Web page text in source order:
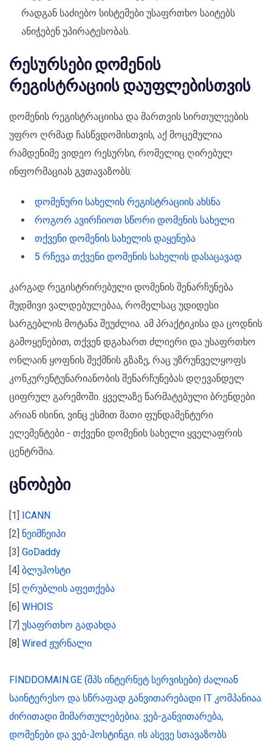
რადგან საძიებო სისტემები უსაფრთხო საიტებს
ანიჭებენ უპირატესობას.
რესურსები დომენის
რეგისტრაციის დაუფლებისთვის
დომენის რეგისტრაციისა და მართვის სირთულეების
უფრო ღრმად ჩასწვდომისთვის, აქ მოცემულია
რამდენიმე ვიდეო რესურსი, რომელიც ღირებულ
ინფორმაციას გვთავაზობს:
დომენური სახელის რეგისტრაციის ახსნა
როგორ ავირჩიოთ სწორი დომენის სახელი
თქვენი დომენის სახელის დაყენება
5 რჩევა თქვენი დომენის სახელის დასაცავად
კარგად რეგისტრირებული დომენის შენარჩუნება
მუდმივი ვალდებულებაა, რომელსაც უდიდესი
სარგებლის მოტანა შეუძლია. ამ პრაქტიკისა და ცოდნის
გამოყენებით, თქვენ დგახართ ძლიერი და უსაფრთხო
ონლაინ ყოფნის შექმნის გზაზე, რაც უზრუნველყოფს
კონკურენტუნარიანობის შენარჩუნებას დღევანდელ
ციფრულ გარემოში. ყველაზე წარმატებული ბრენდები
არიან ისინი, ვინც ესმით მათი ფუნდამენტური
ელემენტები - თქვენი დომენის სახელი ყველაფრის
ცენტრშია.
ცნობები
[1] ICANN
[2] ნეიმჩეიპი
[3] GoDaddy
[4] ბლუჰოსტი
[5] ღრუბლის აფეთქება
[6] WHOIS
[7] უსაფრთხო გადახდა
[8] Wired ჟურნალი
FINDDOMAIN.GE (შპს ინტერნეტ სერვისები) ძალიან
საინტერესო და სწრაფად განვითარებადი IT კომპანიაა.
ძირითადი მიმართულებებია: ვებ-განვითარება,
დომენები და ვებ-ჰოსტინგი. ის ასევე სთავაზობს